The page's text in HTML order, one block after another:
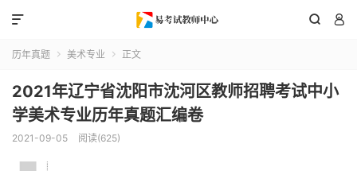
 

历年真题  美术专业  正文
2021年辽宁省沈阳市沈河区教师招聘考试中小
学美术专业历年真题汇编卷
2021-09-05 阅读(625)